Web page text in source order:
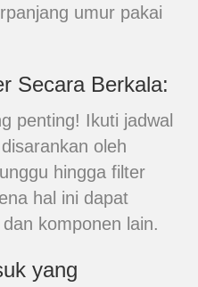
umur pakai
Secara Berkala:
penting! Ikuti jadwal
oleh
hingga filter
hal ini dapat
komponen lain.
yang